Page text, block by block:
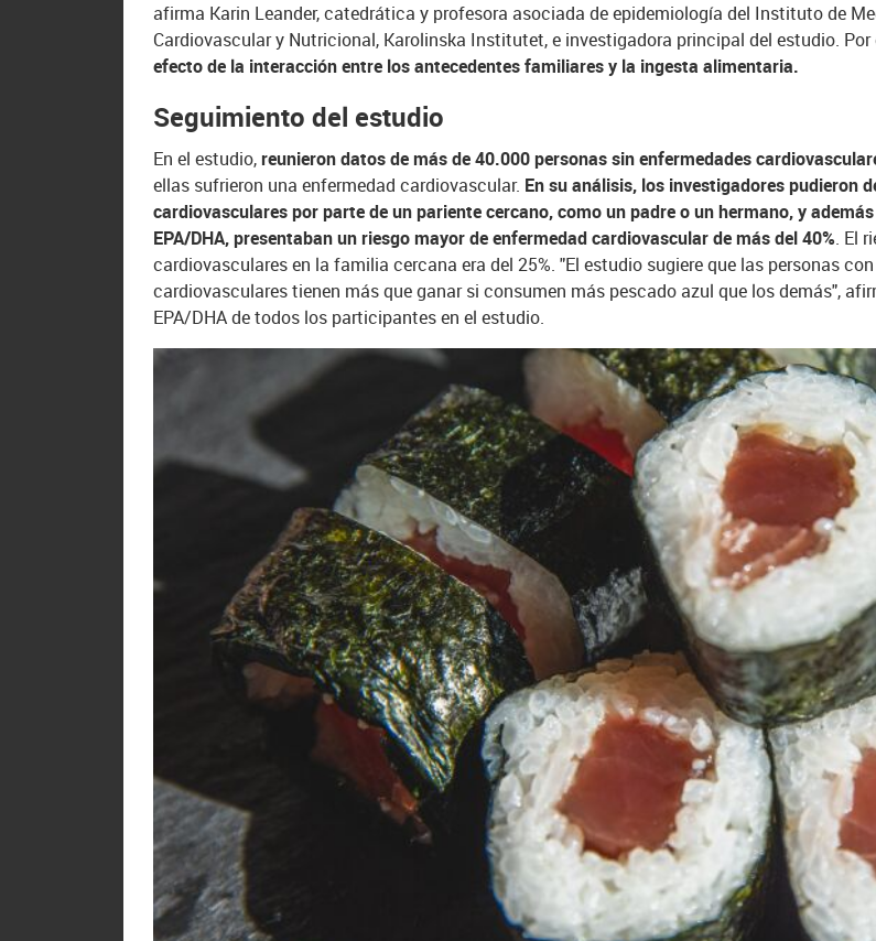
afirma Karin Leander, catedrática y profesora asociada de epidemiología del Instituto de
Cardiovascular y Nutricional, Karolinska Institutet, e investigadora principal del estudio.
efecto de la interacción entre los antecedentes familiares y la ingesta alimentaria.
Seguimiento del estudio
En el estudio,reunieron datos de más de 40.000 personas sin enfermedades
ellas sufrieron una enfermedad cardiovascular. En su análisis, los investigadores pudieron
cardiovasculares por parte de un pariente cercano, como un padre o un hermano, y
EPA/DHA, presentaban un riesgo mayor de enfermedad cardiovascular de más del 40%. El
cardiovasculares en la familia cercana era del 25%. "El estudio sugiere que las personas
cardiovasculares tienen más que ganar si consumen más pescado azul que los demás",
EPA/DHA de todos los participantes en el estudio.